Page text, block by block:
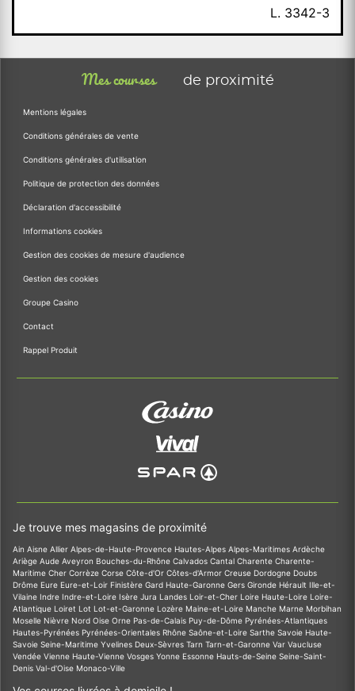
L. 3342-3
Mes courses de proximité
Mentions légales
Conditions générales de vente
Conditions générales d'utilisation
Politique de protection des données
Déclaration d'accessibilité
Informations cookies
Gestion des cookies de mesure d'audience
Gestion des cookies
Groupe Casino
Contact
Rappel Produit
Je trouve mes magasins de proximité
Ain Aisne Allier Alpes-de-Haute-Provence Hautes-Alpes Alpes-Maritimes Ardèche
Ariège Aude Aveyron Bouches-du-Rhône Calvados Cantal Charente Charente-
Maritime Cher Corrèze Corse Côte-d'Or Côtes-d'Armor Creuse Dordogne Doubs
Drôme Eure Eure-et-Loir Finistère Gard Haute-Garonne Gers Gironde Hérault Ille-et-
Vilaine Indre Indre-et-Loire Isère Jura Landes Loir-et-Cher Loire Haute-Loire Loire-
Atlantique Loiret Lot Lot-et-Garonne Lozère Maine-et-Loire Manche Marne Morbihan
Moselle Nièvre Nord Oise Orne Pas-de-Calais Puy-de-Dôme Pyrénées-Atlantiques
Hautes-Pyrénées Pyrénées-Orientales Rhône Saône-et-Loire Sarthe Savoie Haute-
Savoie Seine-Maritime Yvelines Deux-Sèvres Tarn Tarn-et-Garonne Var Vaucluse
Vendée Vienne Haute-Vienne Vosges Yonne Essonne Hauts-de-Seine Seine-Saint-
Denis Val-d'Oise Monaco-Ville